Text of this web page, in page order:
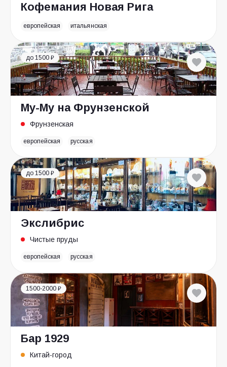
Кофемания Новая Рига
европейская итальянская
до 1500 ₽
Му-Му на Фрунзенской
Фрунзенская
европейская русская
до 1500 ₽
Экслибрис
Чистые пруды
европейская русская
1500-2000 ₽
Бар 1929
Китай-город